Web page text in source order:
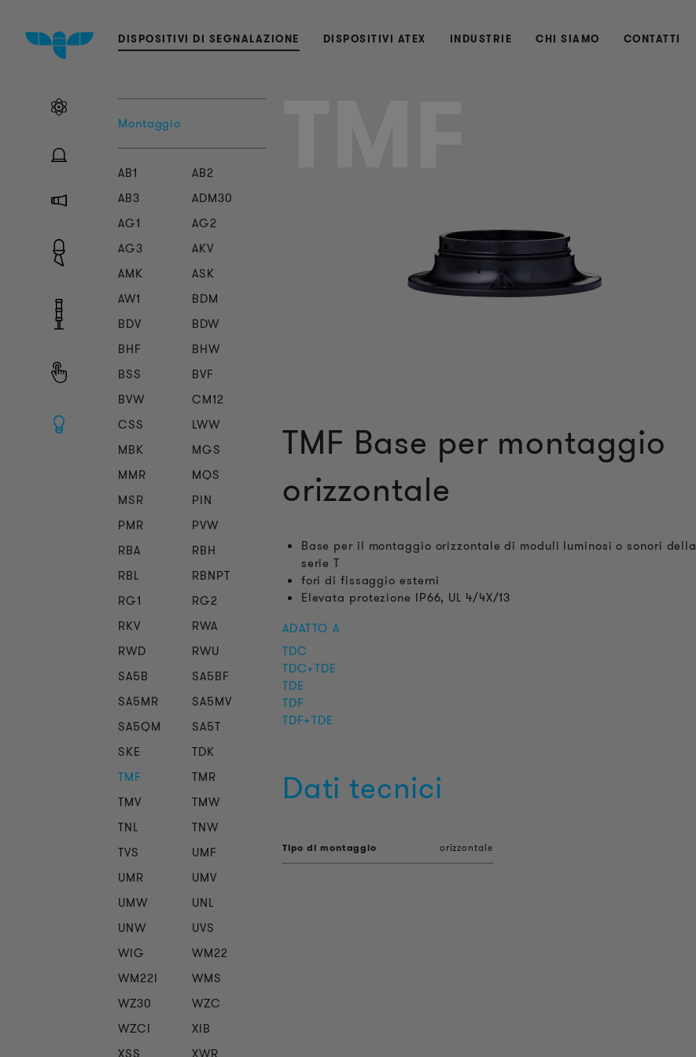
DISPOSITIVI DI SEGNALAZIONE DISPOSITIVI ATEX INDUSTRIE CHI SIAMO CONTATTI
Montaggio
AB1
AB2
AB3
ADM30
AG1
AG2
AG3
AKV
AMK
ASK
AW1
BDM
BDV
BDW
BHF
BHW
BSS
BVF
BVW
CM12
CSS
LWW
MBK
MGS
MMR
MQS
MSR
PIN
PMR
PVW
RBA
RBH
RBL
RBNPT
RG1
RG2
RKV
RWA
RWD
RWU
SA5B
SA5BF
SA5MR
SA5MV
SA5QM
SA5T
SKE
TDK
TMF
TMR
TMV
TMW
TNL
TNW
TVS
UMF
UMR
UMV
UMW
UNL
UNW
UVS
WIG
WM22
WM22I
WMS
WZ30
WZC
WZCI
XIB
TMF Base per montaggio
orizzontale
Base per il montaggio orizzontale di moduli luminosi o sonori della
serie T
fori di fissaggio esterni
Elevata protezione IP66, UL 4/4X/13
ADATTO A
TDC
TDC+TDE
TDE
TDF
TDF+TDE
Dati tecnici
Tipo di montaggio orizzontale